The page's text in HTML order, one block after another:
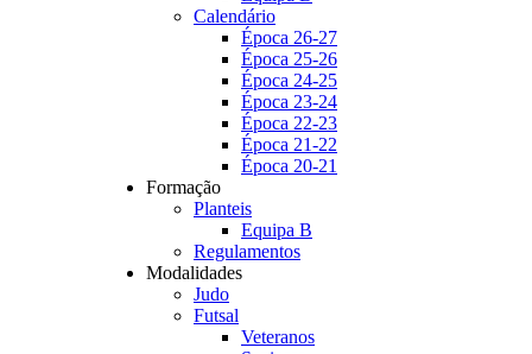
Calendário
Época 26-27
Época 25-26
Época 24-25
Época 23-24
Época 22-23
Época 21-22
Época 20-21
Formação
Planteis
Equipa B
Regulamentos
Modalidades
Judo
Futsal
Veteranos